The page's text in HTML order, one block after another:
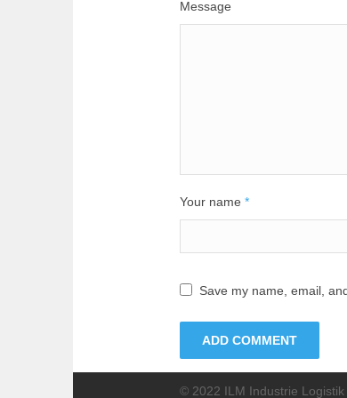
Message
Your name *
Save my name, email,
© 2022 ILM Industrie